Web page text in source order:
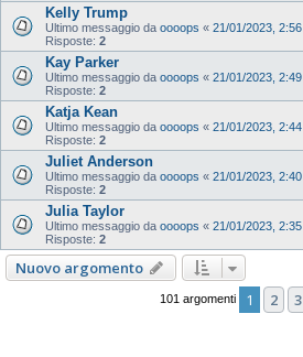
Kelly Trump
Ultimo messaggio da oooops « 21/01/2023, 2:56
Risposte: 2
Kay Parker
Ultimo messaggio da oooops « 21/01/2023, 2:49
Risposte: 2
Katja Kean
Ultimo messaggio da oooops « 21/01/2023, 2:44
Risposte: 2
Juliet Anderson
Ultimo messaggio da oooops « 21/01/2023, 2:40
Risposte: 2
Julia Taylor
Ultimo messaggio da oooops « 21/01/2023, 2:35
Risposte: 2
Nuovo argomento
101 argomenti 1 2 3